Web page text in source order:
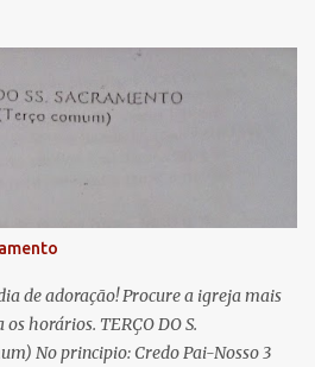
nossa, estes vossos olhos
e depois deste desterro, mostrai-nos
ventre, ó clemente, ó piedosa, ó
Rogai por nós Santa Mãe de Deus.
promessas de Cristo. Amém.
de adoração! Procure a igreja mais
horários. TERÇO DO S.
No principio: Credo Pai-Nosso 3